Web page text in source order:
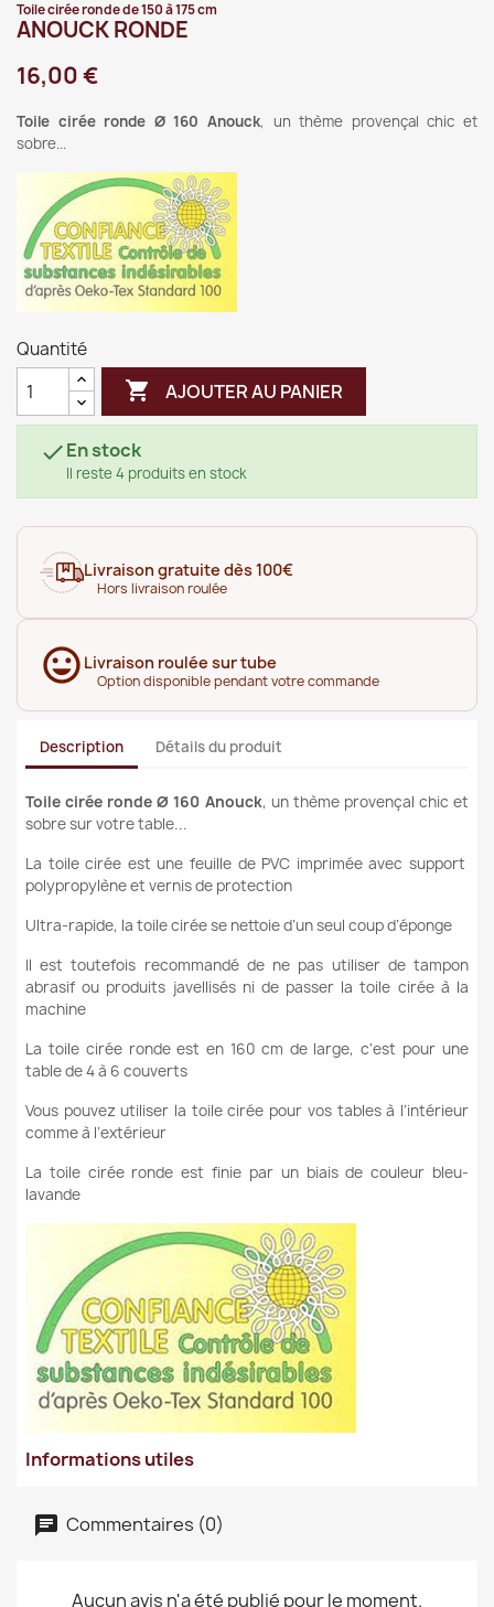
Toile cirée ronde de 150 à 175 cm
ANOUCK RONDE
16,00 €
Toile cirée ronde Ø 160 Anouck, un thème provençal chic et
sobre...
Quantité
 AJOUTER AU PANIER
En stock
Il reste 4 produits en stock
Livraison gratuite dès 100€
Hors livraison roulée
Livraison roulée sur tube
Option disponible pendant votre commande
Description Détails du produit
Toile cirée ronde Ø 160 Anouck, un thème provençal chic et
sobresur votre table...
La toile cirée est une feuille de PVC imprimée avec support
polypropylène et vernis de protection
Ultra-rapide, la toile cirée se nettoie d’un seul coup d’éponge
Il est toutefois recommandé de ne pas utiliser de tampon
abrasif ou produits javellisés ni de passer la toile cirée à la
machine
La toile cirée ronde est en 160 cm de large, c'est pour une
table de 4 à 6 couverts
Vous pouvez utiliser la toile cirée pour vos tables à l’intérieur
comme à l’extérieur
La toile cirée ronde est finie par un biais de couleur bleu-
lavande
Informations utiles
Commentaires (0)
Aucun avis n'a été publié pour le moment.